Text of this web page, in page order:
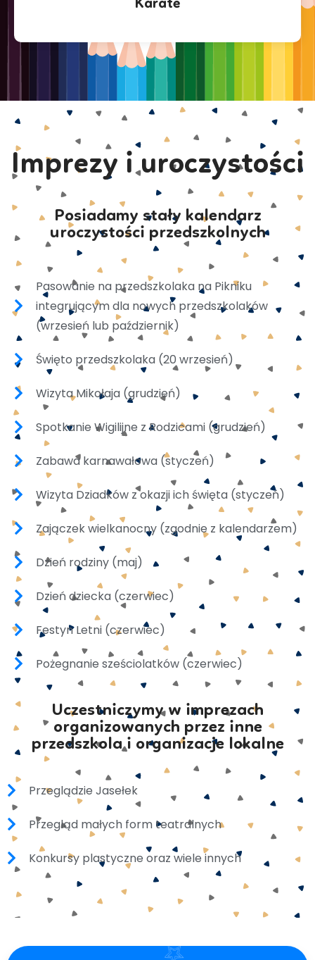
Karate
Imprezy i uroczystości
Posiadamy stały kalendarz
uroczystości przedszkolnych
Pasowanie na przedszkolaka na Pikniku
integrującym dla nowych przedszkolaków
(wrzesień lub październik)
Święto przedszkolaka (20 wrzesień)
Wizyta Mikołaja (grudzień)
Spotkanie Wigilijne z Rodzicami (grudzień)
Zabawa karnawałowa (styczeń)
Wizyta Dziadków z okazji ich święta (styczeń)
Zajączek wielkanocny (zgodnie z kalendarzem)
Dzień rodziny (maj)
Dzień dziecka (czerwiec)
Festyn Letni (czerwiec)
Pożegnanie sześciolatków (czerwiec)
Uczestniczymy w imprezach
organizowanych przez inne
przedszkola i organizacje lokalne
Przeglądzie Jasełek
Przegląd małych form teatralnych
Konkursy plastyczne oraz wiele innych